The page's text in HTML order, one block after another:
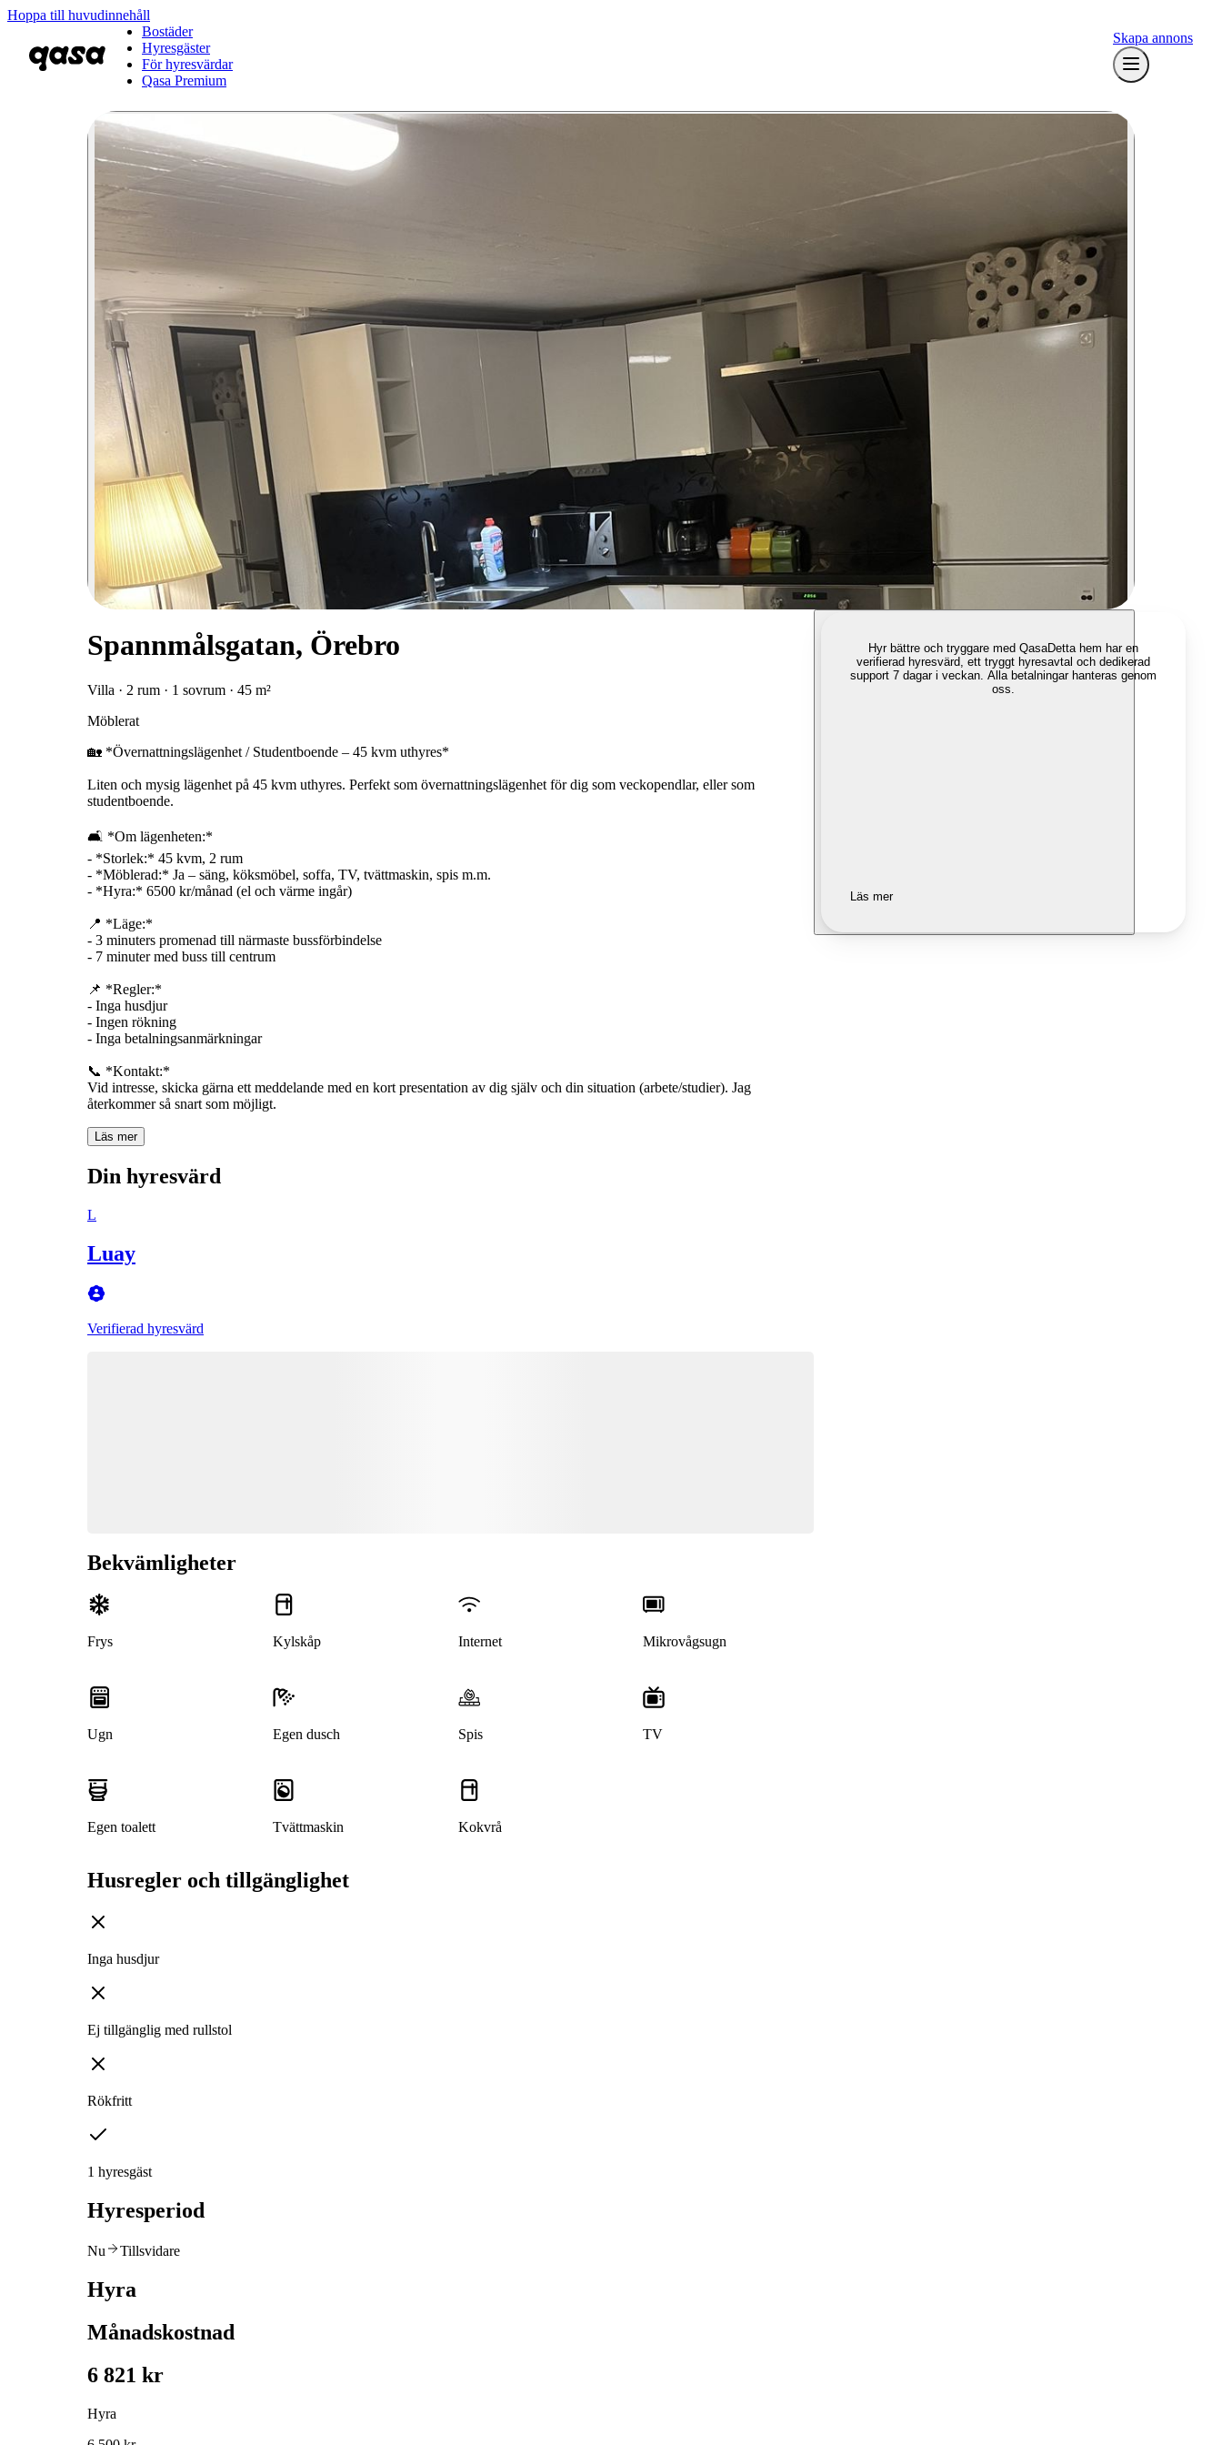
Hoppa till huvudinnehåll
Bostäder
Hyresgäster
För hyresvärdar
Qasa Premium
Skapa annons
Spannmålsgatan, Örebro
Villa · 2 rum · 1 sovrum · 45 m²
Möblerat
🏡 *Övernattningslägenhet / Studentboende – 45 kvm uthyres*
Liten och mysig lägenhet på 45 kvm uthyres. Perfekt som övernattningslägenhet för dig som veckopendlar, eller som
studentboende.
🛋️ *Om lägenheten:*
- *Storlek:* 45 kvm, 2 rum
- *Möblerad:* Ja – säng, köksmöbel, soffa, TV, tvättmaskin, spis m.m.
- *Hyra:* 6500 kr/månad (el och värme ingår)
📍 *Läge:*
- 3 minuters promenad till närmaste bussförbindelse
- 7 minuter med buss till centrum
📌 *Regler:*
- Inga husdjur
- Ingen rökning
- Inga betalningsanmärkningar
📞 *Kontakt:*
Vid intresse, skicka gärna ett meddelande med en kort presentation av dig själv och din situation (arbete/studier). Jag
återkommer så snart som möjligt.
Läs mer
Din hyresvärd
L
Luay
Verifierad hyresvärd
Bekvämligheter
Frys Kylskåp Internet Mikrovågsugn
Ugn Egen dusch Spis TV
Egen toalett Tvättmaskin Kokvrå
Husregler och tillgänglighet
Inga husdjur
Ej tillgänglig med rullstol
Rökfritt
1 hyresgäst
Hyresperiod
Nu Tillsvidare
Hyra
Månadskostnad
6 821 kr
Hyra
Hyr bättre och tryggare med QasaDetta hem har en
verifierad hyresvärd, ett tryggt hyresavtal och dedikerad
support 7 dagar i veckan. Alla betalningar hanteras genom
oss.
Läs mer